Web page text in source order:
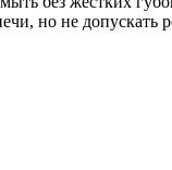
но не допускать